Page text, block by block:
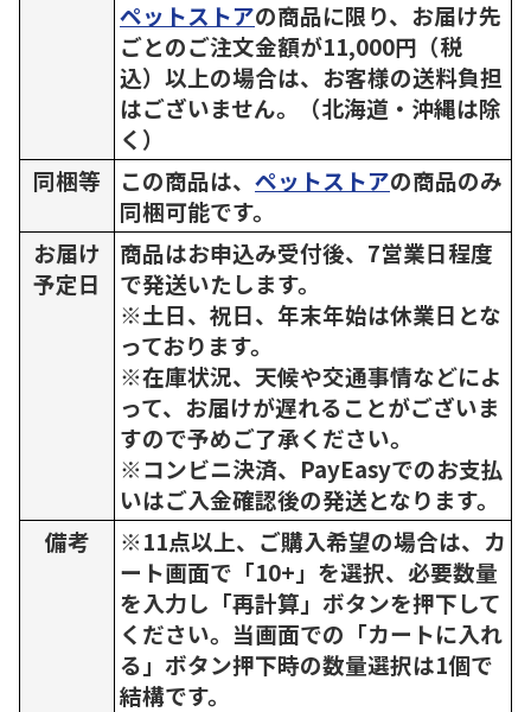
ペットストアの商品に限り、お届け先
ごとのご注文金額が11,000円（税
込）以上の場合は、お客様の送料負担
はございません。（北海道・沖縄は除
く）
同梱等
この商品は、 ペットストアの商品のみ
同梱可能です。
お届け
予定日
商品はお申込み受付後、7営業日程度
で発送いたします。
※土日、祝日、年末年始は休業日とな
っております。
※在庫状況、天候や交通事情などによ
って、お届けが遅れることがございま
すので予めご了承ください。
※コンビニ決済、PayEasyでのお支払
いはご入金確認後の発送となります。
備考
※11点以上、ご購入希望の場合は、カ
ート画面で「10+」を選択、必要数量
を入力し「再計算」ボタンを押下して
ください。当画面での「カートに入れ
る」ボタン押下時の数量選択は1個で
結構です。